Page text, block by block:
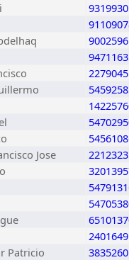
9319930
9002596
2279045
Jose
2212323
2401649
Patricio
3835260